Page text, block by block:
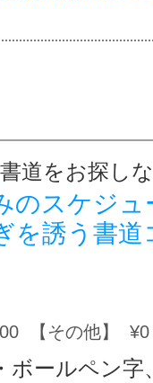
道をお探し
のスケジ
を誘う書道
【その他】 ¥0
ボールペン字